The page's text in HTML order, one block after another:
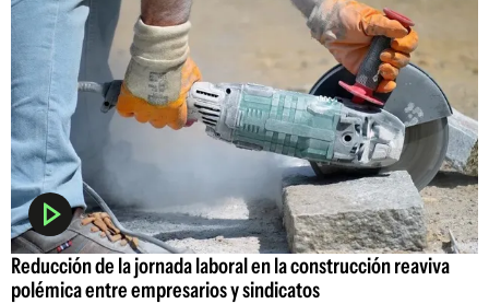
Reducción de la jornada laboral en la construcción reaviva
polémica entre empresarios y sindicatos